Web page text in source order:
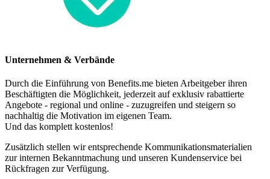
Unternehmen & Verbände
Durch die Einführung von Benefits.me bieten Arbeitgeber ihren
Beschäftigten die Möglichkeit, jederzeit auf exklusiv rabattierte
Angebote - regional und online - zuzugreifen und steigern so
nachhaltig die Motivation im eigenen Team.
Und das komplett kostenlos!
Zusätzlich stellen wir entsprechende Kommunikationsmaterialien
zur internen Bekanntmachung und unseren Kundenservice bei
Rückfragen zur Verfügung.